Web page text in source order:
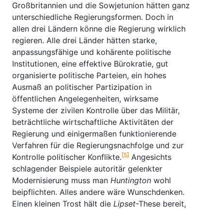
Großbritannien und die Sowjetunion hätten ganz
unterschiedliche Regierungsformen. Doch in
allen drei Ländern könne die Regierung wirklich
regieren. Alle drei Länder hätten starke,
anpassungsfähige und kohärente politische
Institutionen, eine effektive Bürokratie, gut
organisierte politische Parteien, ein hohes
Ausmaß an politischer Partizipation in
öffentlichen Angelegenheiten, wirksame
Systeme der zivilen Kontrolle über das Militär,
beträchtliche wirtschaftliche Aktivitäten der
Regierung und einigermaßen funktionierende
Verfahren für die Regierungsnachfolge und zur
Kontrolle politischer Konflikte.[5] Angesichts
schlagender Beispiele autoritär gelenkter
Modernisierung muss man Huntington wohl
beipflichten. Alles andere wäre Wunschdenken.
Einen kleinen Trost hält die Lipset-These bereit,